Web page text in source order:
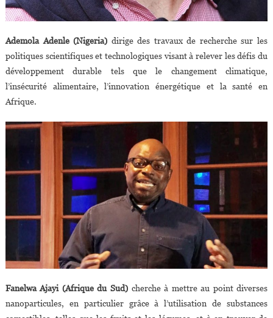
Ademola Adenle (Nigeria) dirige des travaux de recherche sur les
politiques scientifiques et technologiques visant à relever les défis du
développement durable tels que le changement climatique,
l’insécurité alimentaire, l’innovation énergétique et la santé en
Afrique.
Fanelwa Ajayi (Afrique du Sud) cherche à mettre au point diverses
nanoparticules, en particulier grâce à l’utilisation de substances